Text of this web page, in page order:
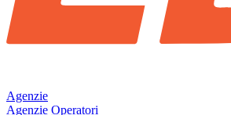
Agenzie
Agenzie Operatori